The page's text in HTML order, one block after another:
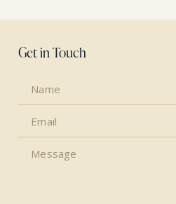
Get in Touch